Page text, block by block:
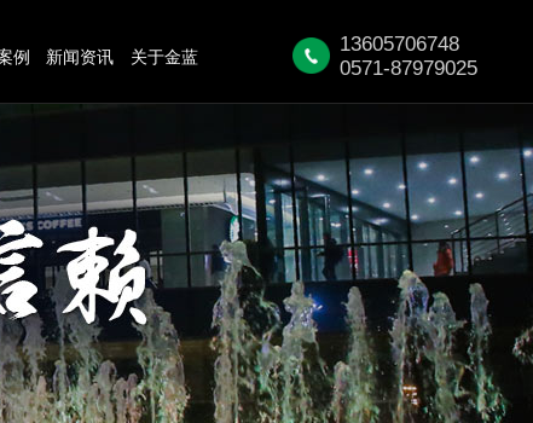
例 新闻资讯 关于金蓝
13605706748
0571-87979025